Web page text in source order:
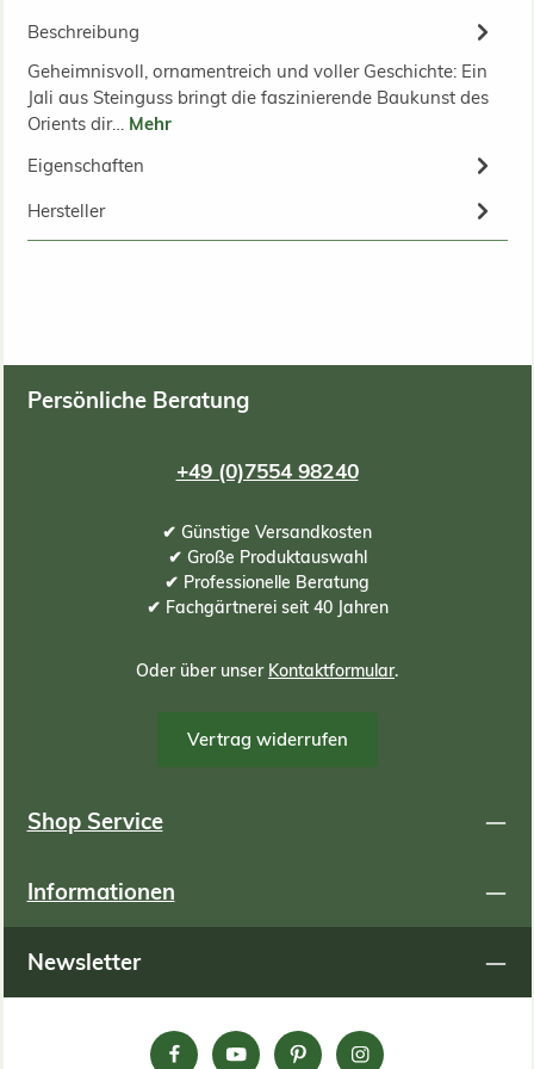
Beschreibung
Geheimnisvoll, ornamentreich und voller Geschichte: Ein
Jali aus Steinguss bringt die faszinierende Baukunst des
Orients dir… Mehr
Eigenschaften
Hersteller
Persönliche Beratung
+49 (0)7554 98240
✔ Günstige Versandkosten
✔ Große Produktauswahl
✔ Professionelle Beratung
✔ Fachgärtnerei seit 40 Jahren
Oder über unser Kontaktformular.
Vertrag widerrufen
Shop Service
Informationen
Newsletter